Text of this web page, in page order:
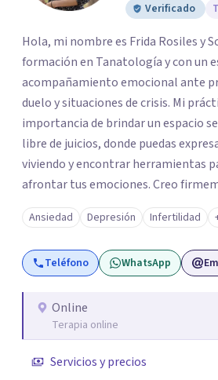
Verificado
Hola, mi nombre es Frida Rosiles y
formación en Tanatología y con un
acompañamiento emocional ante
duelo y situaciones de crisis. Mi
importancia de brindar un espacio
libre de juicios, donde puedas
viviendo y encontrar herramientas
afrontar tus emociones. Creo
psicológica no significa tener todas
permitirse contar con un espacio
comprender lo que sucede y
formas de afrontar aquello que nos
Ansiedad Depresión Infertilidad
Teléfono WhatsApp
Online
Terapia online
Servicios y precios